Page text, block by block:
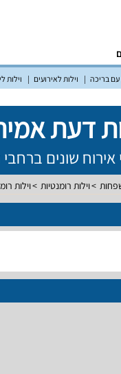
עם בריכה וילות לאירועים וילות
וילות רומנטיות וילות